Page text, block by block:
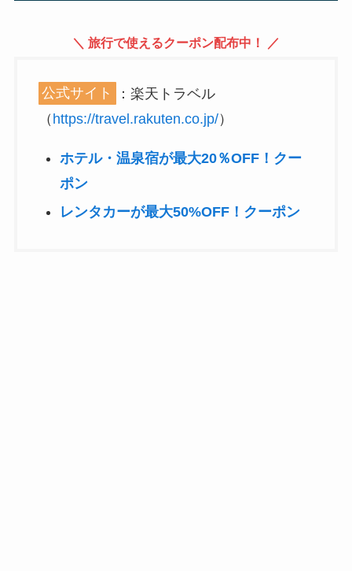
＼ 旅行で使えるクーポン配布中！ ／
公式サイト
：楽天トラベル
（ https://travel.rakuten.co.jp/）
ホテル・温泉宿が最大20％OFF！クー
ポン
レンタカーが最大50%OFF！クーポン